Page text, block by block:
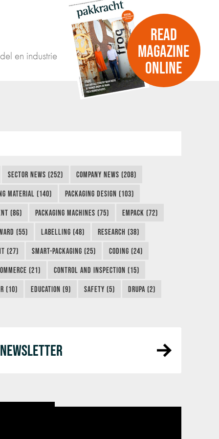
en industrie
READ
MAGAZINE
ONLINE
SECTOR NEWS (252) COMPANY NEWS (208)
MATERIAL (140) PACKAGING DESIGN (103)
(86) PACKAGING MACHINES (75) EMPACK (72)
(55) LABELLING (48) RESEARCH (38)
(27) SMART-PACKAGING (25) CODING (24)
(21) CONTROL AND INSPECTION (15)
(10) EDUCATION (9) SAFETY (5) DRUPA (2)